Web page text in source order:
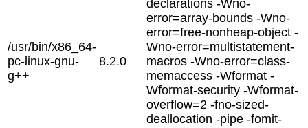
/usr/bin/x86_64-
pc-linux-gnu-
g++
8.2.0
declarations -Wno-
error=array-bounds -Wno-
error=free-nonheap-object -
Wno-error=multistatement-
macros -Wno-error=class-
memaccess -Wformat -
Wformat-security -Wformat-
overflow=2 -fno-sized-
deallocation -pipe -fomit-